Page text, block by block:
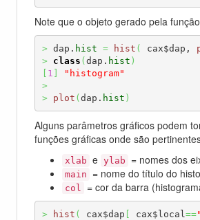
Note que o objeto gerado pela função
> dap. hist = hist ( cax$dap,
>
class (dap. hist )
[ 1 ]
"histogram"
>
>
plot (dap. hist )
Alguns parâmetros gráficos podem
funções gráficas onde são
xlab e ylab = nomes dos
main = nome do título do
col = cor da barra
> hist ( cax$dap [ cax$local ==